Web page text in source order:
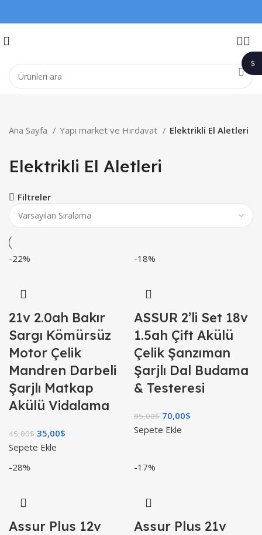
Ana Sayfa Yapı market ve Hırdavat Elektrikli El Aletleri
Elektrikli El Aletleri
Filtreler
-22%
21v 2.0ah Bakır
Sargı Kömürsüz
Motor Çelik
Mandren Darbeli
Şarjlı Matkap
Akülü Vidalama
45,00$ 35,00$
Sepete Ekle
-18%
ASSUR 2’li Set 18v
1.5ah Çift Akülü
Çelik Şanzıman
Şarjlı Dal Budama
& Testeresi
85,00$ 70,00$
Sepete Ekle
-28%
Assur Plus 12v
-17%
Assur Plus 21v
$